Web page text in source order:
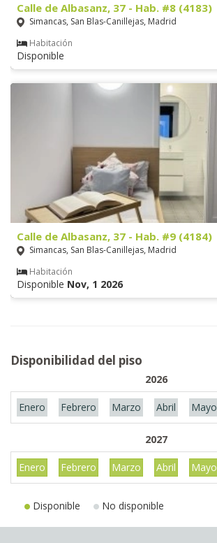
Calle de Albasanz, 37 - Hab. #8 (4183)
Simancas, San Blas-Canillejas, Madrid
Habitación
Disponible
Calle de Albasanz, 37 - Hab. #9 (4184)
Simancas, San Blas-Canillejas, Madrid
Habitación
Disponible Nov, 1 2026
Disponibilidad del piso
2026
Enero Febrero Marzo Abril Mayo
2027
Enero Febrero Marzo Abril Mayo
Disponible No disponible